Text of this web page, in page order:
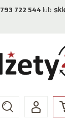
793 722 544 lub